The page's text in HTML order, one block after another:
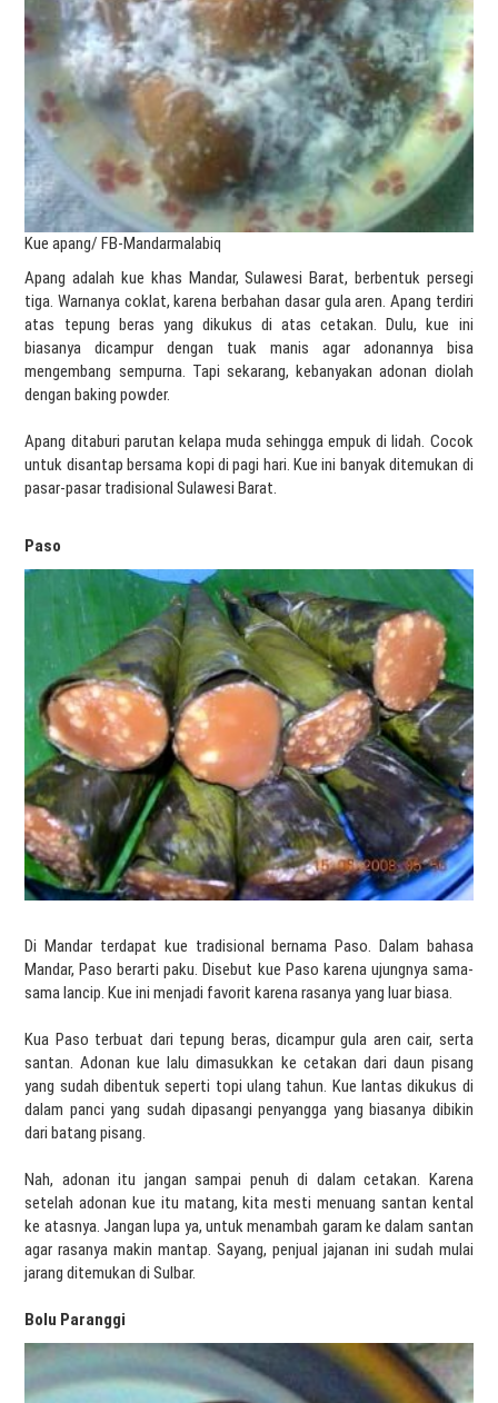
Kue apang/ FB-Mandarmalabiq
Apang adalah kue khas Mandar, Sulawesi Barat, berbentuk persegi
tiga. Warnanya coklat, karena berbahan dasar gula aren. Apang terdiri
atas tepung beras yang dikukus di atas cetakan. Dulu, kue ini
biasanya dicampur dengan tuak manis agar adonannya bisa
mengembang sempurna. Tapi sekarang, kebanyakan adonan diolah
dengan baking powder.
Apang ditaburi parutan kelapa muda sehingga empuk di lidah. Cocok
untuk disantap bersama kopi di pagi hari. Kue ini banyak ditemukan di
pasar-pasar tradisional Sulawesi Barat.
Paso
Di Mandar terdapat kue tradisional bernama Paso. Dalam bahasa
Mandar, Paso berarti paku. Disebut kue Paso karena ujungnya sama-
sama lancip. Kue ini menjadi favorit karena rasanya yang luar biasa.
Kua Paso terbuat dari tepung beras, dicampur gula aren cair, serta
santan. Adonan kue lalu dimasukkan ke cetakan dari daun pisang
yang sudah dibentuk seperti topi ulang tahun. Kue lantas dikukus di
dalam panci yang sudah dipasangi penyangga yang biasanya dibikin
dari batang pisang.
Nah, adonan itu jangan sampai penuh di dalam cetakan. Karena
setelah adonan kue itu matang, kita mesti menuang santan kental
ke atasnya. Jangan lupa ya, untuk menambah garam ke dalam santan
agar rasanya makin mantap. Sayang, penjual jajanan ini sudah mulai
jarang ditemukan di Sulbar.
Bolu Paranggi